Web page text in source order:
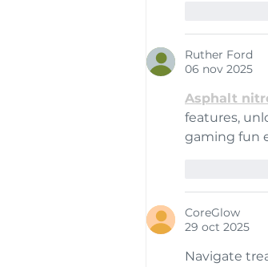
Ruther Ford
06 nov 2025
Asphalt
features,
gaming fun
CoreGlow
29 oct 2025
Navigate